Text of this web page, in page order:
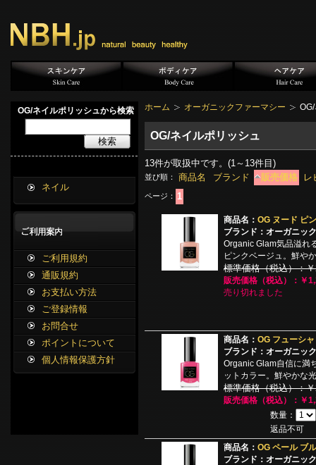
ホーム オーガニックファーマシー
OG/ネイルポリッシュ
13件が取扱中です。(1～13件目)
並び順： 商品名 ブランド 販売価格 レ
ページ： 1
商品名： OG ヌード ピ
ブランド：オーガニッ
Organic Glam気品溢れ
ピンクベージュ。鮮や
標準価格（税込）：
販売価格（税込）：￥
売り切れました
商品名： OG フューシ
ブランド：オーガニッ
Organic Glam自信に満
ットカラー。鮮やかな
標準価格（税込）：
販売価格（税込）：￥
数量：
返品不可
商品名： OG ペール ブ
ブランド：オーガニッ
OG/ネイルポリッシュから検索
検索
ネイル
ご利用規約
通販規約
お支払い方法
ご登録情報
お問合せ
ポイントについて
個人情報保護方針